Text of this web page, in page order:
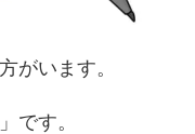
がいます。
です。